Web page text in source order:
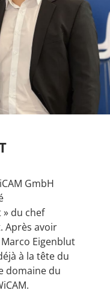
GmbH
» du chef
Après avoir
Eigenblut
à la tête du
domaine du